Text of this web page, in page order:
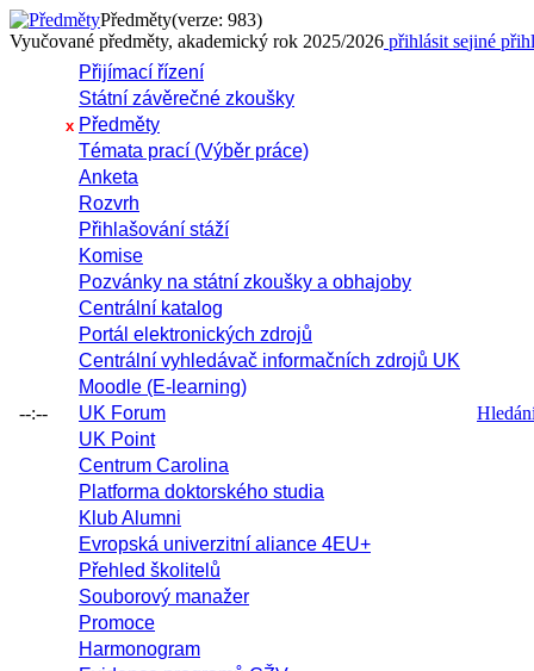
Předměty(verze: 983)
Vyučované předměty, akademický rok 2025/2026 přihlásit sejiné
--:--
Přijímací řízení
Státní závěrečné zkoušky
x Předměty
Témata prací (Výběr práce)
Anketa
Rozvrh
Přihlašování stáží
Komise
Pozvánky na státní zkoušky a obhajoby
Centrální katalog
Portál elektronických zdrojů
Centrální vyhledávač informačních zdrojů UK
Moodle (E-learning)
UK Forum
UK Point
Centrum Carolina
Platforma doktorského studia
Klub Alumni
Evropská univerzitní aliance 4EU+
Přehled školitelů
Souborový manažer
Promoce
Harmonogram